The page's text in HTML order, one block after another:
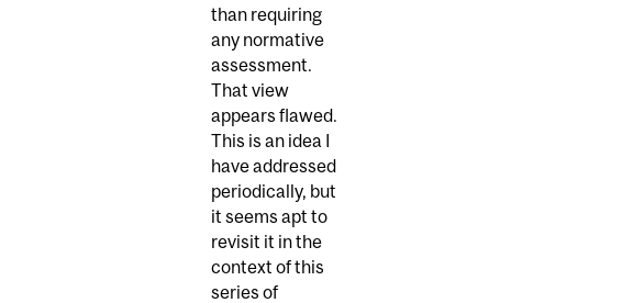
than requiring
any normative
assessment.
That view
appears flawed.
This is an idea I
have addressed
periodically, but
it seems apt to
revisit it in the
context of this
series of